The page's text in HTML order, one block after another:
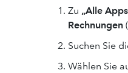
Zu „Alle
Rechnungen (
Suchen Sie
Wählen Sie